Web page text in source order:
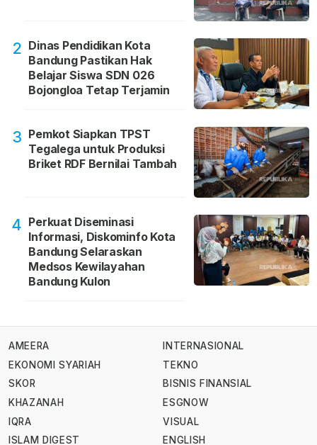
2 Dinas Pendidikan Kota
Bandung Pastikan Hak
Belajar Siswa SDN 026
Bojongloa Tetap Terjamin
3 Pemkot Siapkan TPST
Tegalega untuk Produksi
Briket RDF Bernilai Tambah
4 Perkuat Diseminasi
Informasi, Diskominfo Kota
Bandung Selaraskan
Medsos Kewilayahan
Bandung Kulon
AMEERA
EKONOMI SYARIAH
SKOR
KHAZANAH
IQRA
ISLAM DIGEST
INTERNASIONAL
TEKNO
BISNIS FINANSIAL
ESGNOW
VISUAL
ENGLISH